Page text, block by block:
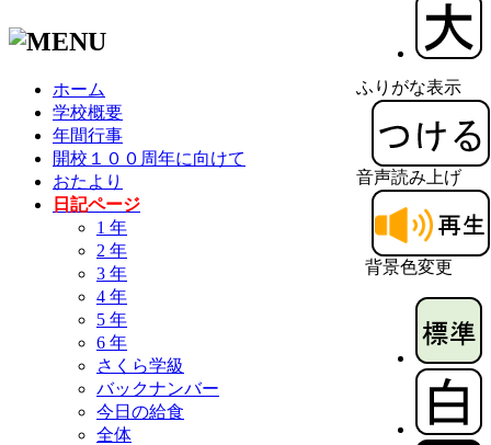
ふりがな表示
音声読み上げ
背景色変更
ホーム
学校概要
年間行事
開校１００周年に向けて
おたより
日記ページ
1 年
2 年
3 年
4 年
5 年
6 年
さくら学級
バックナンバー
今日の給食
全体